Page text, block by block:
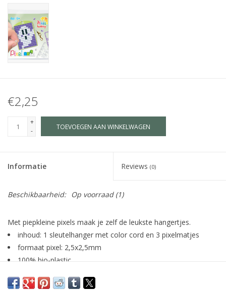
€2,25
+
-
TOEVOEGEN AAN WINKELWAGEN
Informatie Reviews (0)
Beschikbaarheid: Op voorraad(1)
Met piepkleine pixels maak je zelf de leukste hangertjes.
inhoud: 1 sleutelhanger met color cord en 3 pixelmatjes
formaat pixel: 2,5x2,5mm
100% bio-plastic